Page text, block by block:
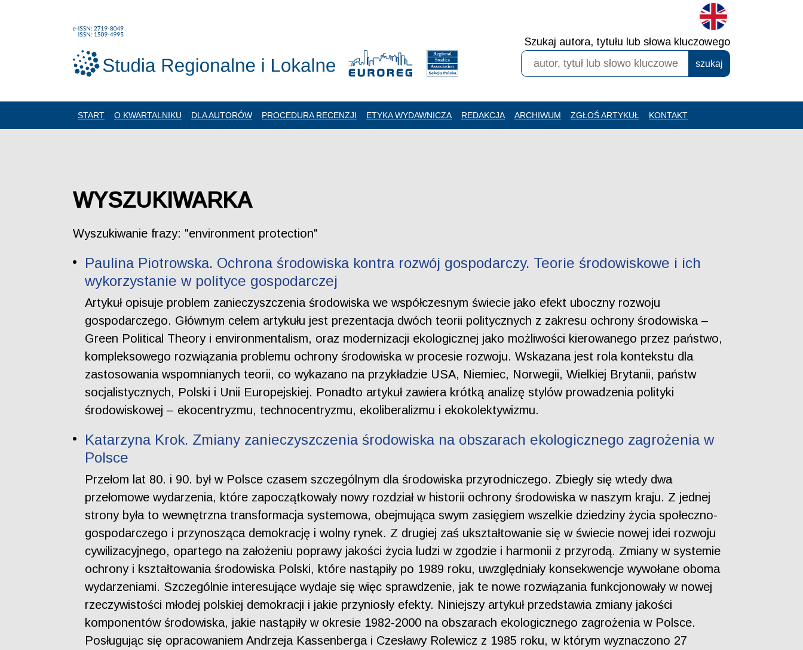
Szukaj autora, tytułu lub słowa kluczowego
START O KWARTALNIKU DLA AUTORÓW PROCEDURA RECENZJI ETYKA WYDAWNICZA REDAKCJA ARCHIWUM ZGŁOŚ ARTYKUŁ KONTAKT
WYSZUKIWARKA
Wyszukiwanie frazy: "environment protection"
Paulina Piotrowska. Ochrona środowiska kontra rozwój gospodarczy. Teorie środowiskowe i ich
wykorzystanie w polityce gospodarczej
Artykuł opisuje problem zanieczyszczenia środowiska we współczesnym świecie jako efekt uboczny rozwoju
gospodarczego. Głównym celem artykułu jest prezentacja dwóch teorii politycznych z zakresu ochrony środowiska –
Green Political Theory i environmentalism, oraz modernizacji ekologicznej jako możliwości kierowanego przez państwo,
kompleksowego rozwiązania problemu ochrony środowiska w procesie rozwoju. Wskazana jest rola kontekstu dla
zastosowania wspomnianych teorii, co wykazano na przykładzie USA, Niemiec, Norwegii, Wielkiej Brytanii, państw
socjalistycznych, Polski i Unii Europejskiej. Ponadto artykuł zawiera krótką analizę stylów prowadzenia polityki
środowiskowej – ekocentryzmu, technocentryzmu, ekoliberalizmu i ekokolektywizmu.
Katarzyna Krok. Zmiany zanieczyszczenia środowiska na obszarach ekologicznego zagrożenia w
Polsce
Przełom lat 80. i 90. był w Polsce czasem szczególnym dla środowiska przyrodniczego. Zbiegły się wtedy dwa
przełomowe wydarzenia, które zapoczątkowały nowy rozdział w historii ochrony środowiska w naszym kraju. Z jednej
strony była to wewnętrzna transformacja systemowa, obejmująca swym zasięgiem wszelkie dziedziny życia społeczno-
gospodarczego i przynosząca demokrację i wolny rynek. Z drugiej zaś ukształtowanie się w świecie nowej idei rozwoju
cywilizacyjnego, opartego na założeniu poprawy jakości życia ludzi w zgodzie i harmonii z przyrodą. Zmiany w systemie
ochrony i kształtowania środowiska Polski, które nastąpiły po 1989 roku, uwzględniały konsekwencje wywołane oboma
wydarzeniami. Szczególnie interesujące wydaje się więc sprawdzenie, jak te nowe rozwiązania funkcjonowały w nowej
rzeczywistości młodej polskiej demokracji i jakie przyniosły efekty. Niniejszy artykuł przedstawia zmiany jakości
komponentów środowiska, jakie nastąpiły w okresie 1982-2000 na obszarach ekologicznego zagrożenia w Polsce.
Posługując się opracowaniem Andrzeja Kassenberga i Czesławy Rolewicz z 1985 roku, w którym wyznaczono 27